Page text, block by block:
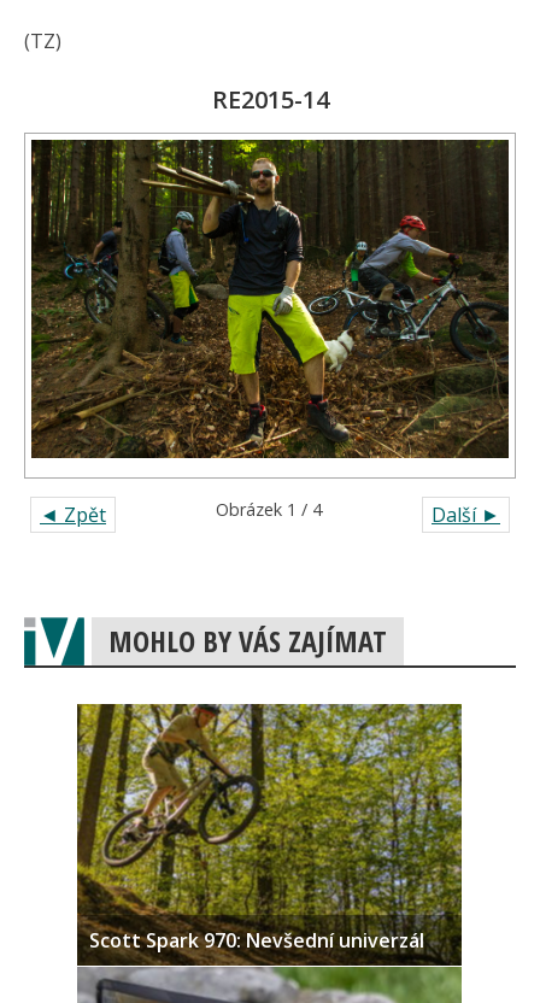
(TZ)
RE2015-14
◄ Zpět Další ►
Obrázek 1 / 4
MOHLO BY VÁS ZAJÍMAT
Scott Spark 970: Nevšední univerzál